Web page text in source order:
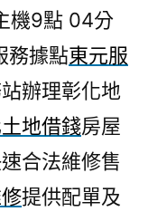
機9點 04分
務據點東元服
辦理彰化地
地借錢房屋
合法維修售
提供配單及